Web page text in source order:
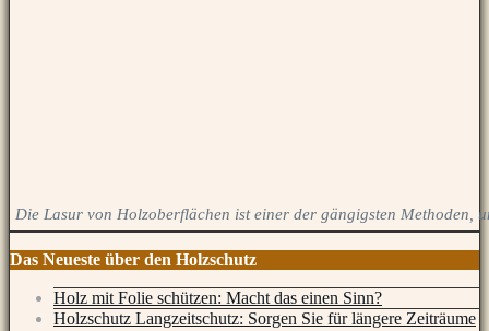
Die Lasur von Holzoberflächen ist einer der gängigsten Methoden,
Das Neueste über den Holzschutz
Holz mit Folie schützen: Macht das einen Sinn?
Holzschutz Langzeitschutz: Sorgen Sie für längere Zeiträume